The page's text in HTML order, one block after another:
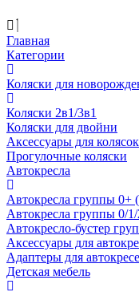
Главная
Категории
Коляски для
Коляски 2в1/3в1
Коляски для двойни
Аксессуары для колясок
Прогулочные коляски
Автокресла
Автокресла группы 0+
Автокресла группы 0/
Автокресло-бустер
Аксессуары для
Адаптеры для
Детская мебель